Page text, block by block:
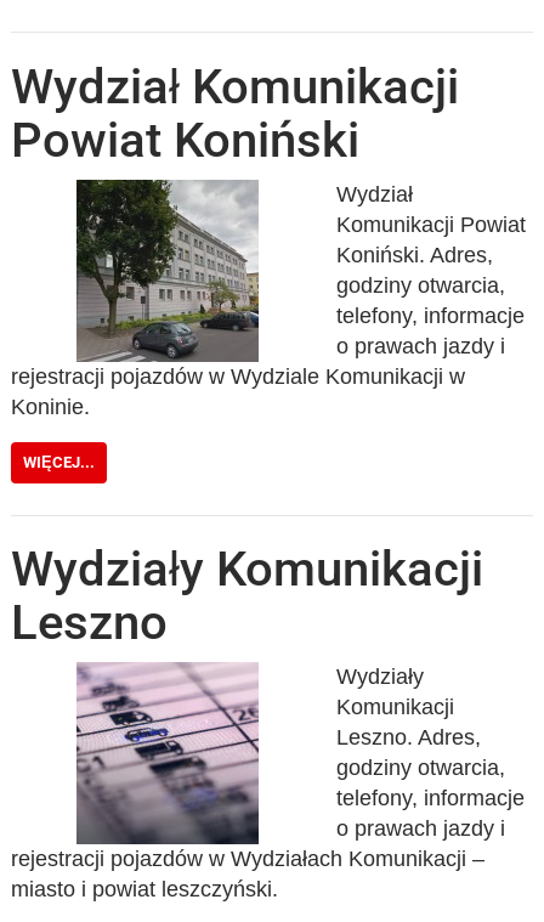
Wydział Komunikacji
Powiat Koniński
Wydział
Komunikacji Powiat
Koniński. Adres,
godziny otwarcia,
telefony, informacje
o prawach jazdy i
rejestracji pojazdów w Wydziale Komunikacji w
Koninie.
WIĘCEJ...
Wydziały Komunikacji
Leszno
Wydziały
Komunikacji
Leszno. Adres,
godziny otwarcia,
telefony, informacje
o prawach jazdy i
rejestracji pojazdów w Wydziałach Komunikacji –
miasto i powiat leszczyński.